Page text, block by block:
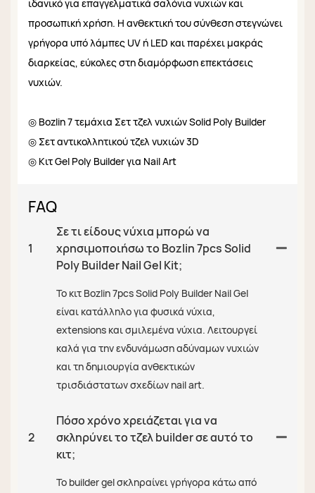
ιδανικό για επαγγελματικά σαλόνια νυχιών και
προσωπική χρήση. Η ανθεκτική του σύνθεση στεγνώνει
γρήγορα υπό λάμπες UV ή LED και παρέχει μακράς
διαρκείας, εύκολες στη διαμόρφωση επεκτάσεις
νυχιών.
◎ Bozlin 7 τεμάχια Σετ τζελ νυχιών Solid Poly Builder
◎ Σετ αντικολλητικού τζελ νυχιών 3D
◎ Κιτ Gel Poly Builder για Nail Art
FAQ
1
Σε τι είδους νύχια μπορώ να
χρησιμοποιήσω το Bozlin 7pcs Solid
Poly Builder Nail Gel Kit;
Το κιτ Bozlin 7pcs Solid Poly Builder Nail Gel
είναι κατάλληλο για φυσικά νύχια,
extensions και σμιλεμένα νύχια. Λειτουργεί
καλά για την ενδυνάμωση αδύναμων νυχιών
και τη δημιουργία ανθεκτικών
τρισδιάστατων σχεδίων nail art.
2
Πόσο χρόνο χρειάζεται για να
σκληρύνει το τζελ builder σε αυτό το
κιτ;
Το builder gel σκληραίνει γρήγορα κάτω από